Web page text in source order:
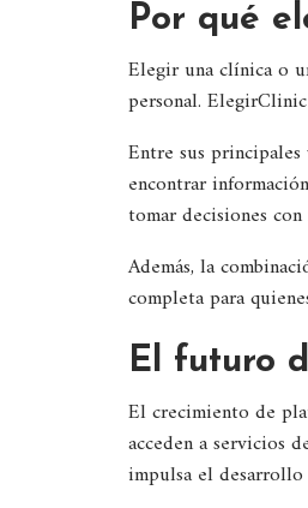
Por qué
Elegir una clínica o
personal.
Entre sus
encontrar
tomar decisiones
Además, la
completa para
El futuro
El crecimiento de
acceden a servicios
impulsa el